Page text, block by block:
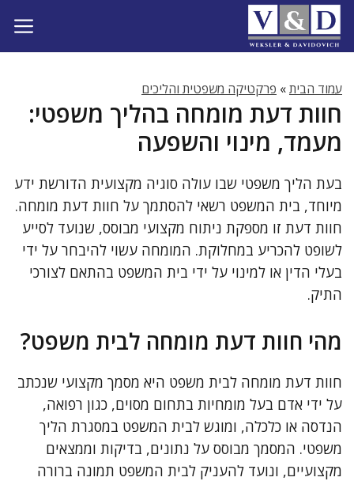
לדלג
לתוכן
עמוד הבית» פרקטיקה משפטית והליכים
חוות דעת מומחה בהליך משפטי:
מעמד, מינוי והשפעה
בעת הליך משפטי שבו עולה סוגיה מקצועית הדורשת ידע
מיוחד, בית המשפט רשאי להסתמך על חוות דעת מומחה.
חוות דעת זו מספקת ניתוח מקצועי מבוסס, שנועד לסייע
לשופט להכריע במחלוקת. המומחה עשוי להיבחר על ידי
בעלי הדין או למינוי על ידי בית המשפט בהתאם לצורכי
התיק.
מהי חוות דעת מומחה לבית משפט?
חוות דעת מומחה לבית משפט היא מסמך מקצועי שנכתב
על ידי אדם בעל מומחיות בתחום מסוים, כגון רפואה,
הנדסה או כלכלה, ומוגש לבית המשפט במסגרת הליך
משפטי. המסמך מבוסס על נתונים, בדיקות וממצאים
מקצועיים, ונועד להעניק לבית המשפט תמונה ברורה